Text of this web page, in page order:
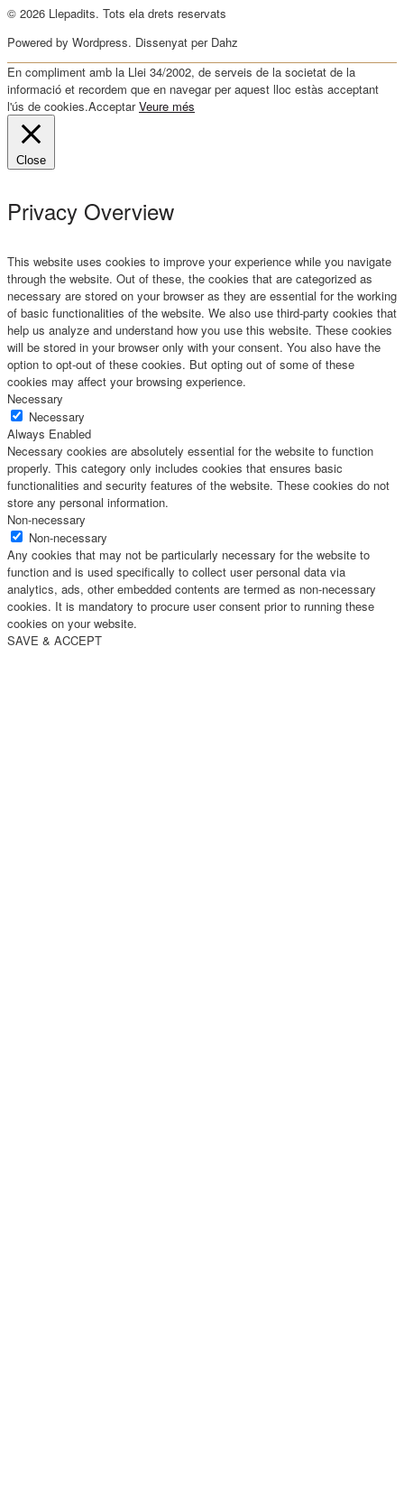
© 2026 Llepadits. Tots ela drets reservats
Powered by Wordpress. Dissenyat per Dahz
En compliment amb la Llei 34/2002, de serveis de la societat de la
informació et recordem que en navegar per aquest lloc estàs acceptant
l'ús de cookies.Acceptar Veure més
Close
Privacy Overview
This website uses cookies to improve your experience while you navigate
through the website. Out of these, the cookies that are categorized as
necessary are stored on your browser as they are essential for the working
of basic functionalities of the website. We also use third-party cookies that
help us analyze and understand how you use this website. These cookies
will be stored in your browser only with your consent. You also have the
option to opt-out of these cookies. But opting out of some of these
cookies may affect your browsing experience.
Necessary
Necessary
Always Enabled
Necessary cookies are absolutely essential for the website to function
properly. This category only includes cookies that ensures basic
functionalities and security features of the website. These cookies do not
store any personal information.
Non-necessary
Non-necessary
Any cookies that may not be particularly necessary for the website to
function and is used specifically to collect user personal data via
analytics, ads, other embedded contents are termed as non-necessary
cookies. It is mandatory to procure user consent prior to running these
cookies on your website.
SAVE & ACCEPT